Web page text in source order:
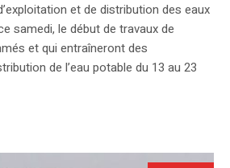
et de distribution des eaux
samedi, le début de travaux de
et qui entraîneront des
de l’eau potable du 13 au 23